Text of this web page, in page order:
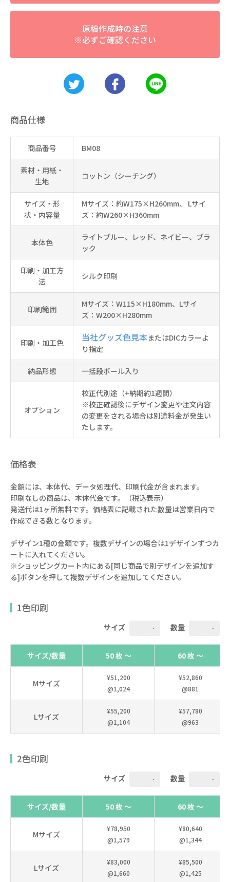
原稿作成時の注意
※必ずご確認ください
商品仕様
商品番号 BM08
素材・用紙・
生地
コットン（シーチング）
サイズ・形
状・内容量
Mサイズ：約W175×H260mm、 Lサイ
ズ：約W260×H360mm
本体色
ライトブルー、レッド、ネイビー、ブラ
ック
印刷・加工方
法
シルク印刷
印刷範囲
Mサイズ：W115×H180mm、Lサイ
ズ：W200×H280mm
印刷・加工色 当社グッズ色見本またはDICカラーよ
り指定
納品形態 一括段ボール入り
オプション
校正代別途（+納期約1週間）
※校正確認後にデザイン変更や注文内容
の変更をされる場合は別途料金が発生い
たします。
価格表
金額には、本体代、データ処理代、印刷代金が含まれます。
印刷なしの商品は、本体代金です。（税込表示）
発送代は1ヶ所無料です。価格表に記載された数量は営業日内で
作成できる数となります。
デザイン1種の金額です。複数デザインの場合は1デザインずつカ
ートに入れてください。
※ショッピングカート内にある[同じ商品で別デザインを追加す
る]ボタンを押して複数デザインを追加してください。
1色印刷
サイズ 数量
サイズ/数量 50 枚 ～ 60 枚 ～
Mサイズ
¥51,200
@1,024
¥52,860
@881
Lサイズ
¥55,200
@1,104
¥57,780
@963
2色印刷
サイズ 数量
サイズ/数量 50 枚 ～ 60 枚 ～
Mサイズ
¥78,950
@1,579
¥80,640
@1,344
Lサイズ
¥83,000
@1,660
¥85,500
@1,425